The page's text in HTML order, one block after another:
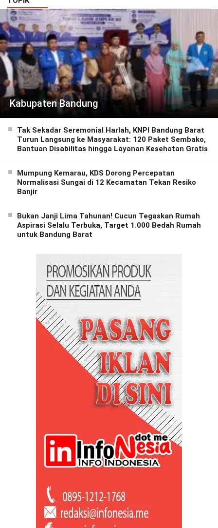
Kabupaten Bandung
Tak Sekadar Seremonial Harlah, KNPI Bandung Barat
Turun Langsung ke Masyarakat: 120 Paket Sembako,
Bantuan Disabilitas hingga Layanan Kesehatan Gratis
Mumpung Kemarau, KDS Dorong Percepatan
Normalisasi Sungai di 12 Kecamatan Tekan Resiko
Banjir
Bukan Janji Lima Tahunan! Cucun Tegaskan Rumah
Aspirasi Selalu Terbuka, Target 1.000 Bedah Rumah
untuk Bandung Barat